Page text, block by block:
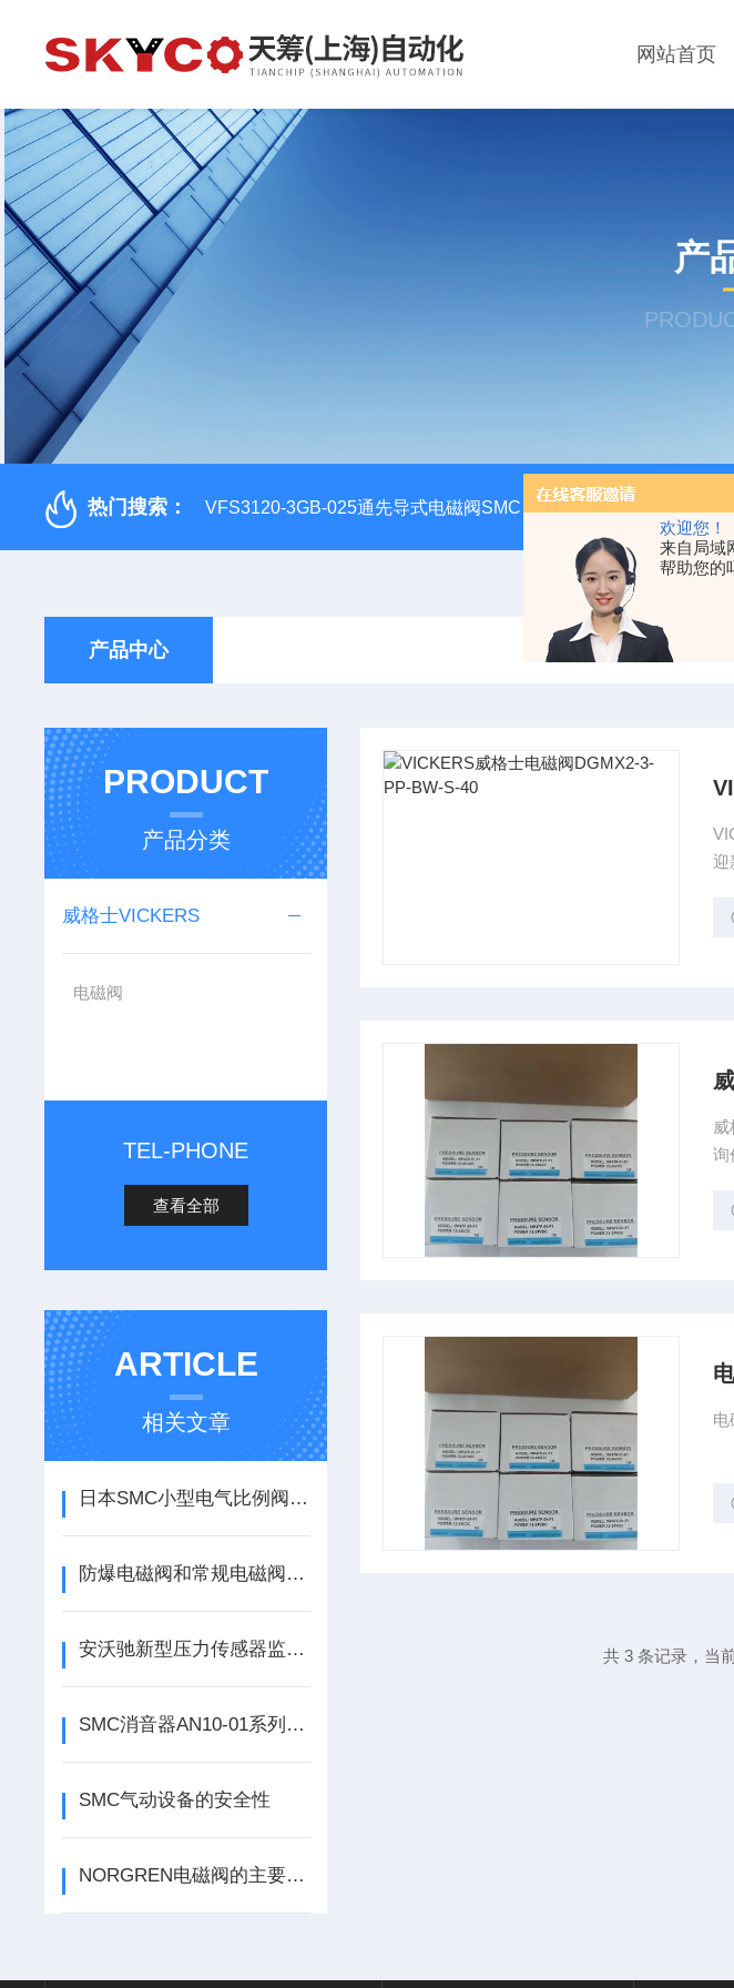
欢迎您！
来自局域
帮助您的
网站首页
产
热门搜索： VFS3120-3GB-025通先导式电磁阀SMC SMC气动香港营业所
产品中心
PRODUCT
产品分类
威格士VICKERS
电磁阀
TEL-PHONE
查看全部
ARTICLE
相关文章
日本SMC小型电气比例阀工作原理解析
防爆电磁阀和常规电磁阀有何区别？
安沃驰新型压力传感器监测工况并降低气动系统损耗
SMC消音器AN10-01系列使用中应注意哪些？
SMC气动设备的安全性
NORGREN电磁阀的主要应用领域有哪些？
迎
询
电
共 3 条记录，当